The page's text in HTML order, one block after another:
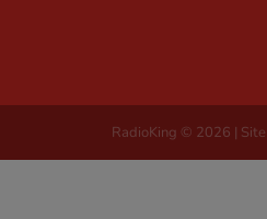
RadioKing © 2026 |